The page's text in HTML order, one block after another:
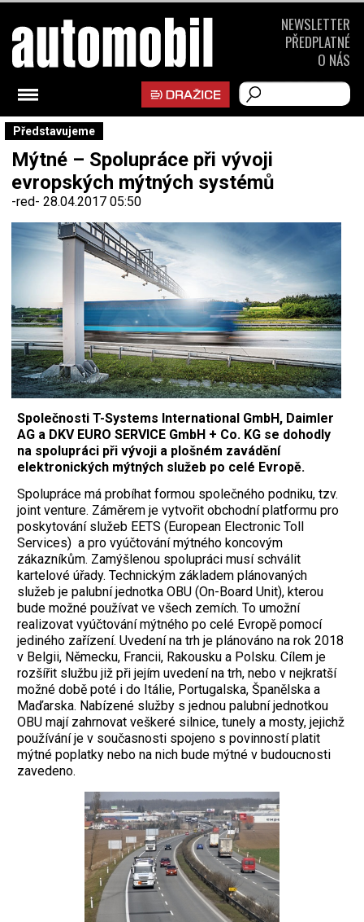
Představujeme
Mýtné – Spolupráce při vývoji
evropských mýtných systémů
-red- 28.04.2017 05:50
Společnosti T-Systems International GmbH, Daimler
AG a DKV EURO SERVICE GmbH + Co. KG se dohodly
na spolupráci při vývoji a plošném zavádění
elektronických mýtných služeb po celé Evropě.
Spolupráce má probíhat formou společného podniku, tzv.
joint venture. Záměrem je vytvořit obchodní platformu pro
poskytování služeb EETS (European Electronic Toll
Services) a pro vyúčtování mýtného koncovým
zákazníkům. Zamýšlenou spolupráci musí schválit
kartelové úřady. Technickým základem plánovaných
služeb je palubní jednotka OBU (On-Board Unit), kterou
bude možné používat ve všech zemích. To umožní
realizovat vyúčtování mýtného po celé Evropě pomocí
jediného zařízení. Uvedení na trh je plánováno na rok 2018
v Belgii, Německu, Francii, Rakousku a Polsku. Cílem je
rozšířit službu již při jejím uvedení na trh, nebo v nejkratší
možné době poté i do Itálie, Portugalska, Španělska a
Maďarska. Nabízené služby s jednou palubní jednotkou
OBU mají zahrnovat veškeré silnice, tunely a mosty, jejichž
používání je v současnosti spojeno s povinností platit
mýtné poplatky nebo na nich bude mýtné v budoucnosti
zavedeno.
NEWSLETTER
PŘEDPLATNÉ
O NÁS